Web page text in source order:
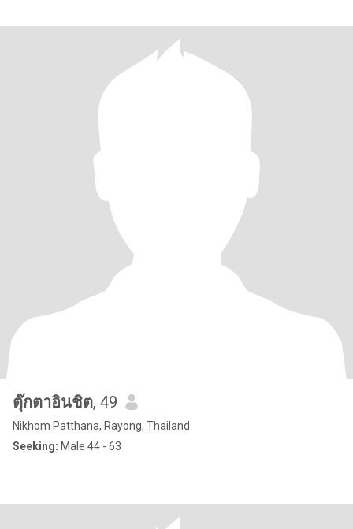
ตุ๊กตาอินชิต, 49
Nikhom Patthana, Rayong, Thailand
Seeking: Male 44 - 63